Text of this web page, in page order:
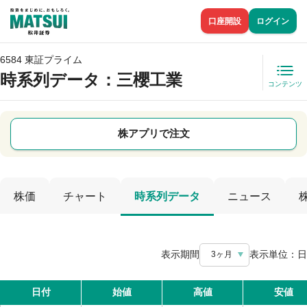
口座開設 ログイン
6584 東証プライム
時系列データ ：三櫻工業 コンテンツ
株アプリで注文
株価 チャート 時系列データ ニュース
表示期間 3ヶ月 表示単位： 日
日付 始値 高値 安値